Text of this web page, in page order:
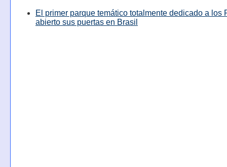
El primer parque temático totalmente dedicado a los
abierto sus puertas en Brasil